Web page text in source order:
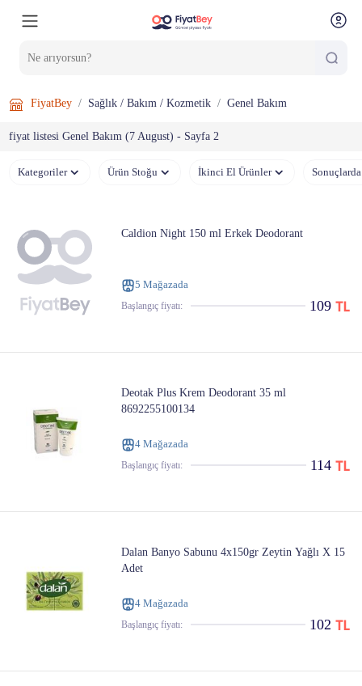
FiyatBey Sağlık / Bakım / Kozmetik Genel Bakım
fiyat listesi Genel Bakım (7 August) - Sayfa 2
Kategoriler Ürün Stoğu İkinci El Ürünler
Caldion Night 150 ml Erkek Deodorant
5 Mağazada
Başlangıç ​​fiyatı: 109
Deotak Plus Krem Deodorant 35 ml
8692255100134
4 Mağazada
Başlangıç ​​fiyatı: 114
Dalan Banyo Sabunu 4x150gr Zeytin Yağlı X 15
Adet
4 Mağazada
Başlangıç ​​fiyatı: 102